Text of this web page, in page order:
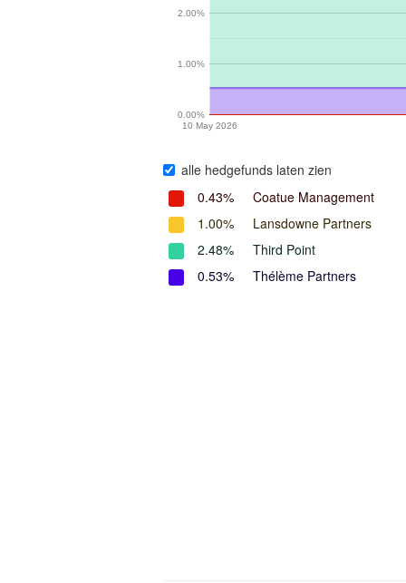
10 May 2026
0.00%
1.00%
2.00%
alle hedgefunds laten zien
0.43%
Coatue Management
1.00%
Lansdowne Partners
2.48%
Third Point
0.53%
Thélème Partners